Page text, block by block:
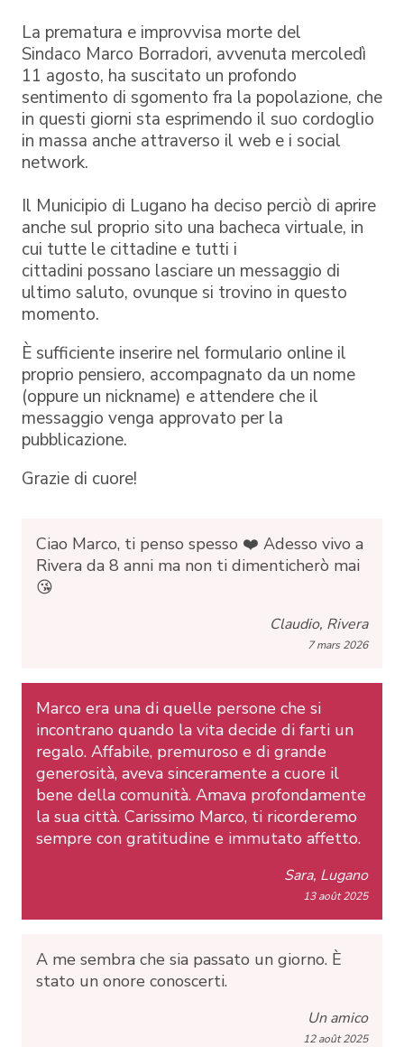
La prematura e improvvisa morte del
Sindaco Marco Borradori, avvenuta mercoledì
11 agosto, ha suscitato un profondo
sentimento di sgomento fra la popolazione, che
in questi giorni sta esprimendo il suo cordoglio
in massa anche attraverso il web e i social
network.
Il Municipio di Lugano ha deciso perciò di aprire
anche sul proprio sito una bacheca virtuale, in
cui tutte le cittadine e tutti i
cittadini possano lasciare un messaggio di
ultimo saluto, ovunque si trovino in questo
momento.
È sufficiente inserire nel formulario online il
proprio pensiero, accompagnato da un nome
(oppure un nickname) e attendere che il
messaggio venga approvato per la
pubblicazione.
Grazie di cuore!
Ciao Marco, ti penso spesso ❤️ Adesso vivo a
Rivera da 8 anni ma non ti dimenticherò mai
😘
Claudio, Rivera
7 mars 2026
Marco era una di quelle persone che si
incontrano quando la vita decide di farti un
regalo. Affabile, premuroso e di grande
generosità, aveva sinceramente a cuore il
bene della comunità. Amava profondamente
la sua città. Carissimo Marco, ti ricorderemo
sempre con gratitudine e immutato affetto.
Sara, Lugano
13 août 2025
A me sembra che sia passato un giorno. È
stato un onore conoscerti.
Un amico
12 août 2025